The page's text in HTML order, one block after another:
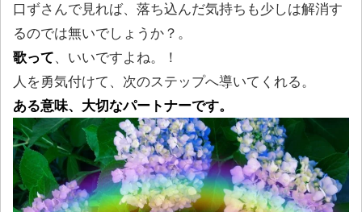
口ずさんで見れば、落ち込んだ気持ちも少しは解消す
るのでは無いでしょうか？。
歌って、いいですよね。！
人を勇気付けて、次のステップへ導いてくれる。
ある意味、大切なパートナーです。